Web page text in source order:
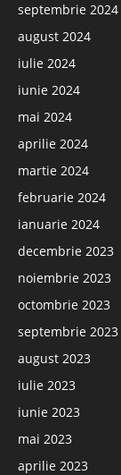
septembrie 2024
august 2024
iulie 2024
iunie 2024
mai 2024
aprilie 2024
martie 2024
februarie 2024
ianuarie 2024
decembrie 2023
noiembrie 2023
octombrie 2023
septembrie 2023
august 2023
iulie 2023
iunie 2023
mai 2023
aprilie 2023